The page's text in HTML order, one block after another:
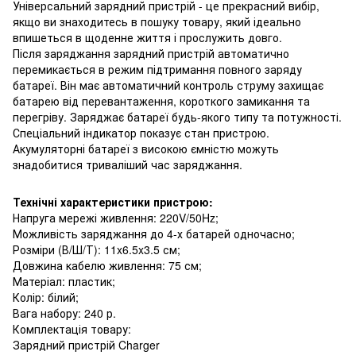
Універсальний зарядний пристрій - це прекрасний вибір,
якщо ви знаходитесь в пошуку товару, який ідеально
впишеться в щоденне життя і прослужить довго.
Після заряджання зарядний пристрій автоматично
перемикається в режим підтримання повного заряду
батареї. Він має автоматичний контроль струму захищає
батарею від перевантаження, короткого замикання та
перегріву. Заряджає батареї будь-якого типу та потужності.
Спеціальний індикатор показує стан пристрою.
Акумуляторні батареї з високою ємністю можуть
знадобитися триваліший час заряджання.
Технічні характеристики пристрою:
Напруга мережі живлення: 220V/50Hz;
Можливість заряджання до 4-х батарей одночасно;
Розміри (В/Ш/Т): 11x6.5x3.5 см;
Довжина кабелю живлення: 75 см;
Матеріал: пластик;
Колір: білий;
Вага набору: 240 р.
Комплектація товару:
Зарядний пристрій Charger